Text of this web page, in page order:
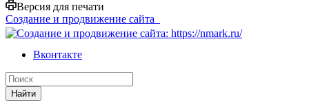
Версия для печати
Создание и продвижение сайта
Вконтакте
Найти